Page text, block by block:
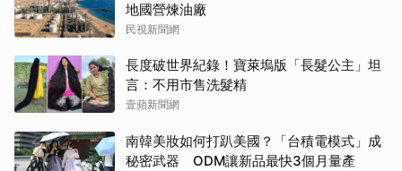
地國營煉油廠
民視新聞網
長度破世界紀錄！寶萊塢版「長髮公主」坦
言：不用市售洗髮精
壹蘋新聞網
南韓美妝如何打趴美國？「台積電模式」成
秘密武器 ODM讓新品最快3個月量產